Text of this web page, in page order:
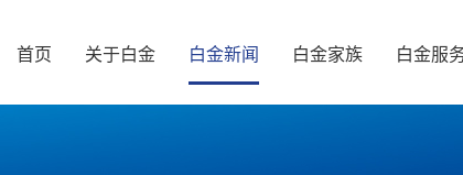
首页 关于白金 白金新闻 白金家族 白金服